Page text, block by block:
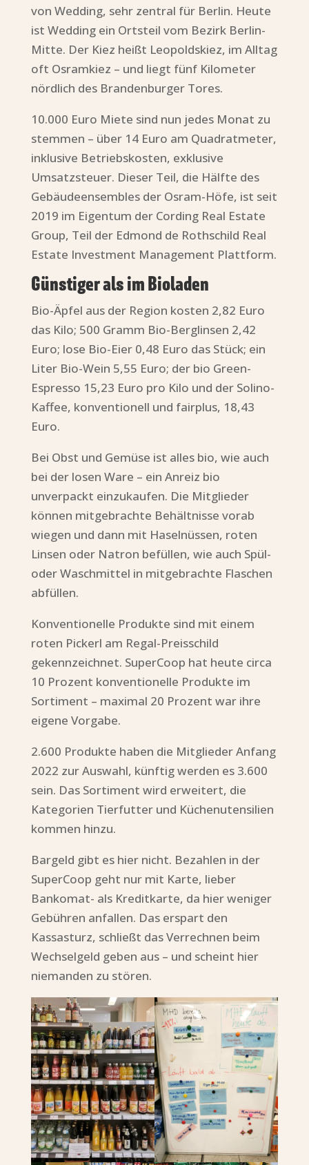
von Wedding, sehr zentral für Berlin. Heute
ist Wedding ein Ortsteil vom Bezirk Berlin-
Mitte. Der Kiez heißt Leopoldskiez, im Alltag
oft Osramkiez – und liegt fünf Kilometer
nördlich des Brandenburger Tores.
10.000 Euro Miete sind nun jedes Monat zu
stemmen – über 14 Euro am Quadratmeter,
inklusive Betriebskosten, exklusive
Umsatzsteuer. Dieser Teil, die Hälfte des
Gebäudeensembles der Osram-Höfe, ist seit
2019 im Eigentum der Cording Real Estate
Group, Teil der Edmond de Rothschild Real
Estate Investment Management Plattform.
Günstiger als im Bioladen
Bio-Äpfel aus der Region kosten 2,82 Euro
das Kilo; 500 Gramm Bio-Berglinsen 2,42
Euro; lose Bio-Eier 0,48 Euro das Stück; ein
Liter Bio-Wein 5,55 Euro; der bio Green-
Espresso 15,23 Euro pro Kilo und der Solino-
Kaffee, konventionell und fairplus, 18,43
Euro.
Bei Obst und Gemüse ist alles bio, wie auch
bei der losen Ware – ein Anreiz bio
unverpackt einzukaufen. Die Mitglieder
können mitgebrachte Behältnisse vorab
wiegen und dann mit Haselnüssen, roten
Linsen oder Natron befüllen, wie auch Spül-
oder Waschmittel in mitgebrachte Flaschen
abfüllen.
Konventionelle Produkte sind mit einem
roten Pickerl am Regal-Preisschild
gekennzeichnet. SuperCoop hat heute circa
10 Prozent konventionelle Produkte im
Sortiment – maximal 20 Prozent war ihre
eigene Vorgabe.
2.600 Produkte haben die Mitglieder Anfang
2022 zur Auswahl, künftig werden es 3.600
sein. Das Sortiment wird erweitert, die
Kategorien Tierfutter und Küchenutensilien
kommen hinzu.
Bargeld gibt es hier nicht. Bezahlen in der
SuperCoop geht nur mit Karte, lieber
Bankomat- als Kreditkarte, da hier weniger
Gebühren anfallen. Das erspart den
Kassasturz, schließt das Verrechnen beim
Wechselgeld geben aus – und scheint hier
niemanden zu stören.